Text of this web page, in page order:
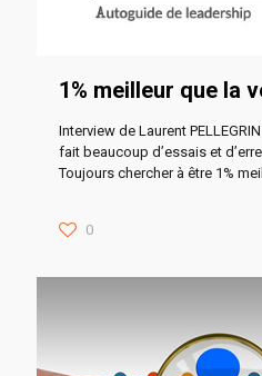
1% meilleur que la
Interview de Laurent
fait beaucoup d’essais et
Toujours chercher à être 1%
0